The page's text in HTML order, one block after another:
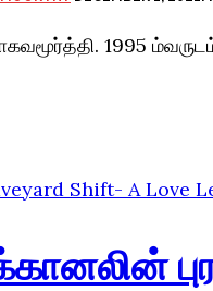
1995